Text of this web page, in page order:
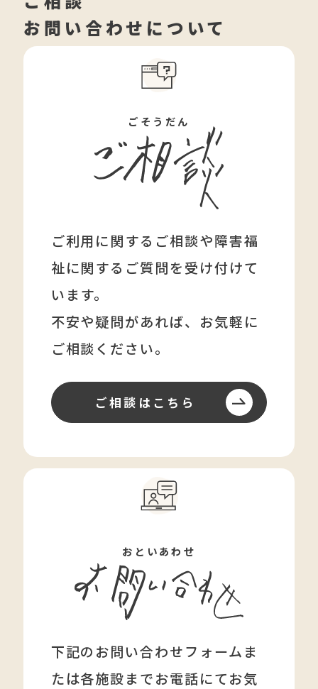
お問い合わせについて
ごそうだん
ご利用に関するご相談や障害福
祉に関する ご質問を受け付けて
います。
不安や疑問があれば、 お気軽に
ご相談ください。
ご相談はこちら
おといあわせ
下記のお問い合わせフォームま
たは各施設までお電話にてお気